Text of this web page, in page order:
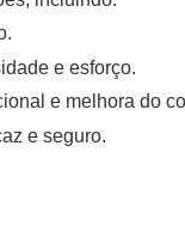
e esforço.
e melhora do
e seguro.